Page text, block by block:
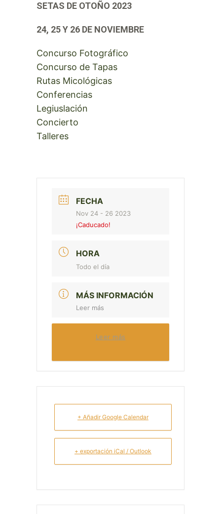
SETAS DE OTOÑO 2023
24, 25 Y 26 DE NOVIEMBRE
Concurso Fotográfico
Concurso de Tapas
Rutas Micológicas
Conferencias
Legiuslación
Concierto
Talleres
FECHA
Nov 24 - 26 2023
¡Caducado!
HORA
Todo el día
MÁS INFORMACIÓN
Leer más
Leer más
+ Añadir Google Calendar
+ exportación iCal / Outlook